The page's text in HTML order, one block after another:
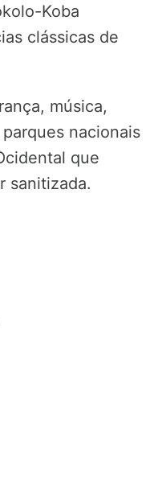
Koba
clássicas de
música,
nacionais
que
sanitizada.